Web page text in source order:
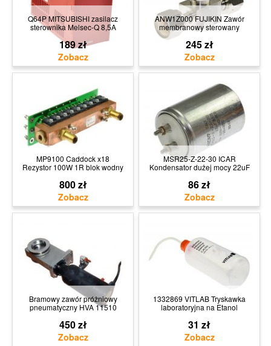
Q64P MITSUBISHI zasilacz
sterownika Melsec-Q 8,5A
189 zł
ANW1Z000 FUJIKIN Zawór
membranowy sterowany
245 zł
MP9100 Caddock x18
Rezystor 100W 1R blok wodny
800 zł
MSR25-Z-22-30 ICAR
Kondensator dużej mocy 22uF
86 zł
Bramowy zawór próżniowy
pneumatyczny HVA 11510
450 zł
1332869 VITLAB Tryskawka
laboratoryjna na Etanol
31 zł